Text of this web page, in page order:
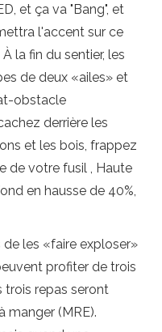
et ça va "Bang", et
l'accent sur ce
la fin du sentier, les
de deux «ailes» et
obstacle
derrière les
et les bois, frappez
de votre fusil , Haute
en hausse de 40%,
de les «faire exploser»
profiter de trois
trois repas seront
manger (MRE).